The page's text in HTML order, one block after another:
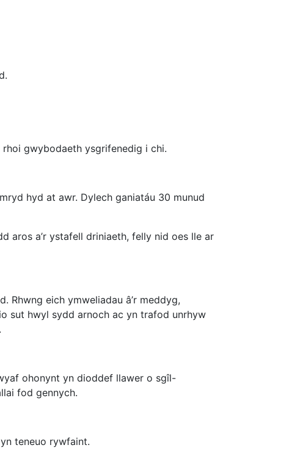
gwybodaeth ysgrifenedig i chi.
hyd at awr. Dylech ganiatáu 30 munud
aros a’r ystafell driniaeth, felly nid oes lle ar
eich ymweliadau â’r meddyg,
sut hwyl sydd arnoch ac yn trafod unrhyw
ohonynt yn dioddef llawer o sgîl-
fod gennych.
teneuo rywfaint.